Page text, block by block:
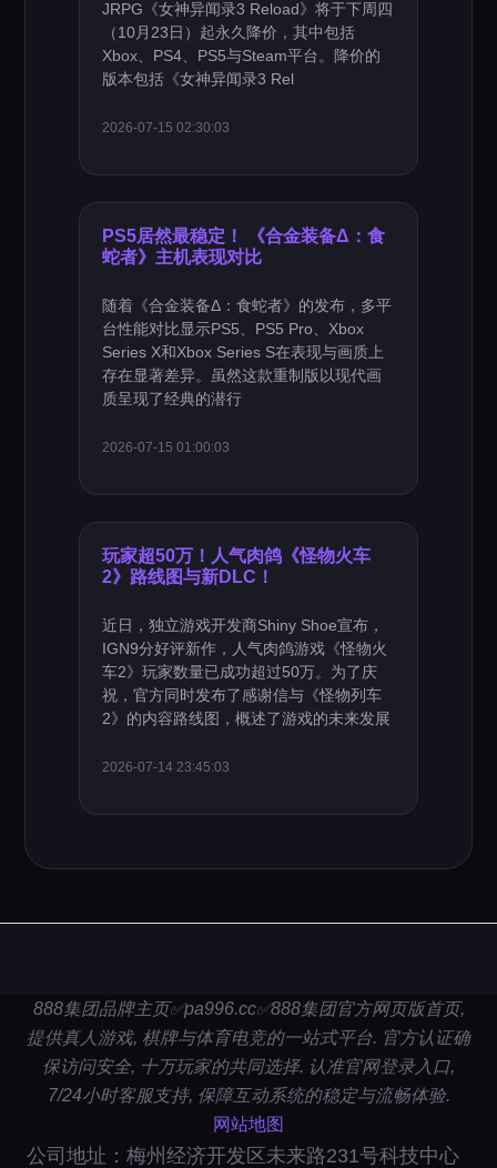
JRPG《女神异闻录3 Reload》将于下周四
（10月23日）起永久降价，其中包括
Xbox、PS4、PS5与Steam平台。降价的
版本包括《女神异闻录3 Rel
2026-07-15 02:30:03
PS5居然最稳定！ 《合金装备Δ：食
蛇者》主机表现对比
随着《合金装备Δ：食蛇者》的发布，多平
台性能对比显示PS5、PS5 Pro、Xbox
Series X和Xbox Series S在表现与画质上
存在显著差异。虽然这款重制版以现代画
质呈现了经典的潜行
2026-07-15 01:00:03
玩家超50万！人气肉鸽《怪物火车
2》路线图与新DLC！
近日，独立游戏开发商Shiny Shoe宣布，
IGN9分好评新作，人气肉鸽游戏《怪物火
车2》玩家数量已成功超过50万。为了庆
祝，官方同时发布了感谢信与《怪物列车
2》的内容路线图，概述了游戏的未来发展
2026-07-14 23:45:03
888集团品牌主页✅pa996.cc✅888集团官方网页版首页,
提供真人游戏, 棋牌与体育电竞的一站式平台. 官方认证确
保访问安全, 十万玩家的共同选择. 认准官网登录入口,
7/24小时客服支持, 保障互动系统的稳定与流畅体验.
网站地图
公司地址：梅州经济开发区未来路231号科技中心